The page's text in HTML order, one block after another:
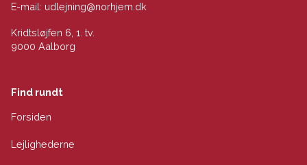
E-mail: udlejning@norhjem.dk
Kridtsløjfen 6, 1. tv.
9000 Aalborg
Find rundt
Forsiden
Lejlighederne